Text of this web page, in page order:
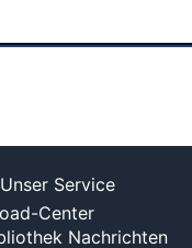
Unser Service
Center
Nachrichten